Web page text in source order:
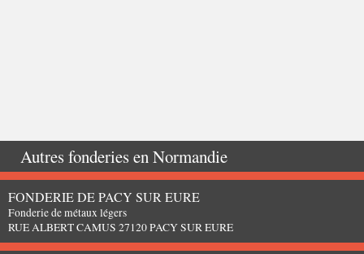
Autres fonderies enNormandie
FONDERIE DE PACY SUR EURE
Fonderie de métaux légers
RUE ALBERT CAMUS 27120 PACY SUR EURE